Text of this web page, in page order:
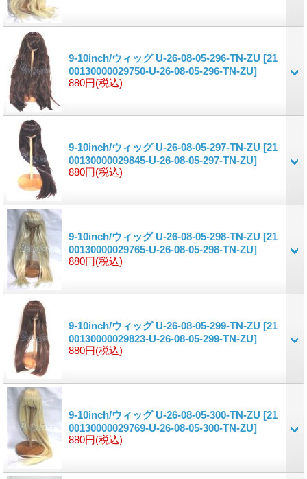
9-10inch/ウィッグ U-26-08-05-296-TN-ZU [21
00130000029750-U-26-08-05-296-TN-ZU]
880円(税込)
9-10inch/ウィッグ U-26-08-05-297-TN-ZU [21
00130000029845-U-26-08-05-297-TN-ZU]
880円(税込)
9-10inch/ウィッグ U-26-08-05-298-TN-ZU [21
00130000029765-U-26-08-05-298-TN-ZU]
880円(税込)
9-10inch/ウィッグ U-26-08-05-299-TN-ZU [21
00130000029823-U-26-08-05-299-TN-ZU]
880円(税込)
9-10inch/ウィッグ U-26-08-05-300-TN-ZU [21
00130000029769-U-26-08-05-300-TN-ZU]
880円(税込)